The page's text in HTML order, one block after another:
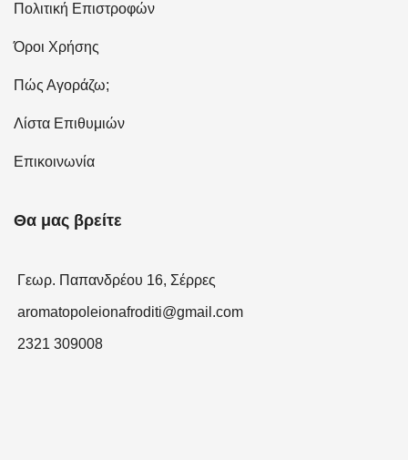
Πολιτική Επιστροφών
Όροι Χρήσης
Πώς Αγοράζω;
Λίστα Επιθυμιών
Επικοινωνία
Θα μας βρείτε
Γεωρ. Παπανδρέου 16, Σέρρες
aromatopoleionafroditi@gmail.com
2321 309008